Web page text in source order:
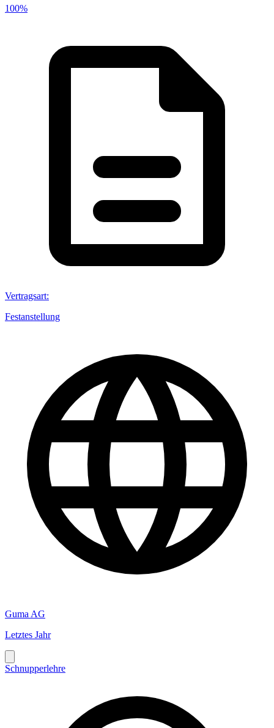
100%
Vertragsart:
Festanstellung
Guma AG
Letztes Jahr
Schnupperlehre